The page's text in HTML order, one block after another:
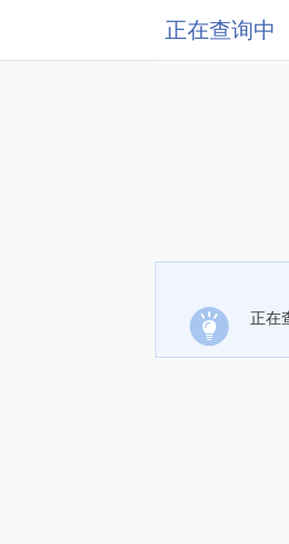
正在查询中
正在